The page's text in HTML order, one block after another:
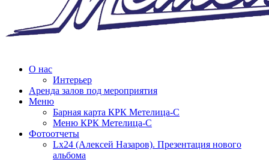
О нас
Интерьер
Аренда залов под мероприятия
Меню
Барная карта КРК Метелица-С
Меню КРК Метелица-С
Фотоотчеты
Lx24 (Алексей Назаров). Презентация нового
альбома